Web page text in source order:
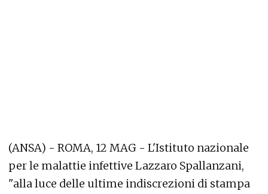
(ANSA) - ROMA, 12 MAG - L'Istituto nazionale
per le malattie infettive Lazzaro Spallanzani,
"alla luce delle ultime indiscrezioni di stampa